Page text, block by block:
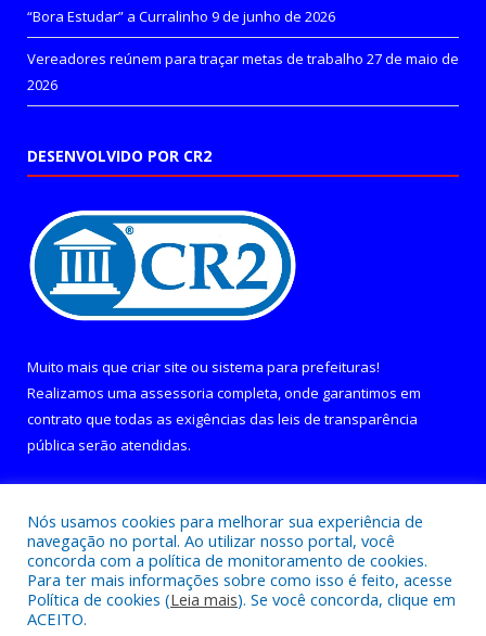
“Bora Estudar” a Curralinho 9 de junho de 2026
Vereadores reúnem para traçar metas de trabalho 27 de maio de
2026
DESENVOLVIDO POR CR2
Muito mais que criar site ou sistema para prefeituras!
Realizamos uma assessoria completa, onde garantimos em
contrato que todas as exigências das leis de transparência
pública serão atendidas.
Todos os direitos reservados a Câmara Municipal de Curralinho.
Nós usamos cookies para melhorar sua experiência de
navegação no portal. Ao utilizar nosso portal, você
concorda com a política de monitoramento de cookies.
Para ter mais informações sobre como isso é feito, acesse
Política de cookies (Leia mais). Se você concorda, clique em
ACEITO.